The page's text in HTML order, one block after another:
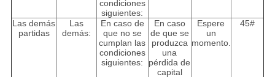
condiciones
siguientes:
Las demás
partidas
Las
demás:
En caso de
que no se
cumplan las
condiciones
siguientes:
En caso
de que se
produzca
una
pérdida de
capital
Espere
un
momento.
45#